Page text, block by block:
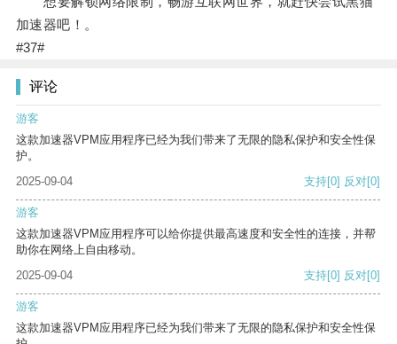
加速器吧！。
#37#
评论
游客
这款加速器VPM应用程序已经为我们带来了无限的隐私保护和安全性保
护。
2025-09-04
支持[0] 反对[0]
游客
这款加速器VPM应用程序可以给你提供最高速度和安全性的连接，并帮
助你在网络上自由移动。
2025-09-04
支持[0] 反对[0]
游客
这款加速器VPM应用程序已经为我们带来了无限的隐私保护和安全性保